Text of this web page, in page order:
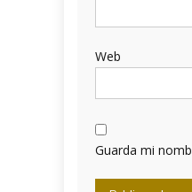
Web
Guarda mi